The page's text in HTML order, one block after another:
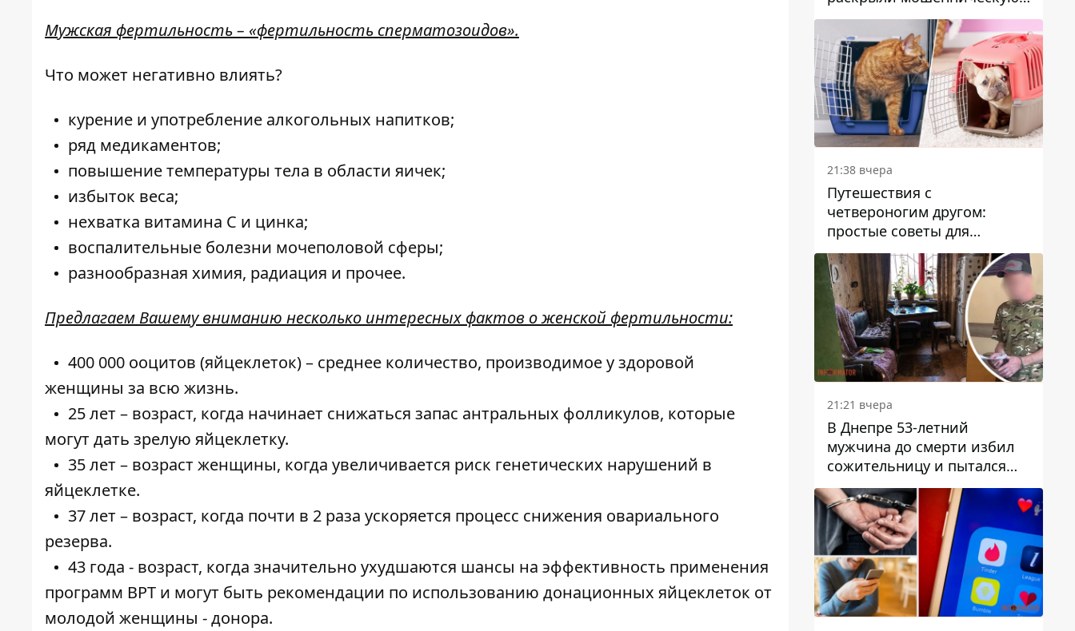
Мужская фертильность – «фертильность сперматозоидов».
Что может негативно влиять?
курение и употребление алкогольных напитков;
ряд медикаментов;
повышение температуры тела в области яичек;
избыток веса;
нехватка витамина С и цинка;
воспалительные болезни мочеполовой сферы;
разнообразная химия, радиация и прочее.
Предлагаем Вашему вниманию несколько интересных фактов о женской фертильности:
400 000 ооцитов (яйцеклеток) – среднее количество, производимое у здоровой
женщины за всю жизнь.
25 лет – возраст, когда начинает снижаться запас антральных фолликулов, которые
могут дать зрелую яйцеклетку.
35 лет – возраст женщины, когда увеличивается риск генетических нарушений в
яйцеклетке.
37 лет – возраст, когда почти в 2 раза ускоряется процесс снижения овариального
резерва.
43 года - возраст, когда значительно ухудшаются шансы на эффективность применения
программ ВРТ и могут быть рекомендации по использованию донационных яйцеклеток от
молодой женщины - донора.
схему с недвижимостью
21:38 вчера
Путешествия с
четвероногим другом:
простые советы для
поездок с животными
21:21 вчера
В Днепре 53-летний
мужчина до смерти избил
сожительницу и пытался
скрыть преступление:
детали